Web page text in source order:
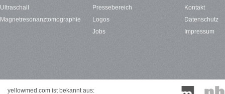
Ultraschall
Magnetresonanztomographie
Pressebereich
Logos
Jobs
Kontakt
Datenschutz
Impressum
yellowmed.com ist bekannt aus: